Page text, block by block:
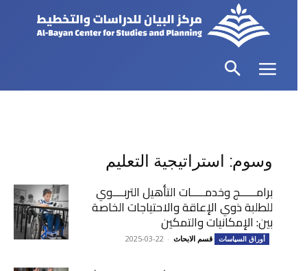
وسوم: استراتيجية التعليم
برامــــــج وخدمـــــات التأهيل التربــــوي
للطلبة ذوي الإعاقة والاحتياجات الخاصة
بين: الإمكانيات والتمكين
أوراق السياسات قسم الابحاث -
2025-03-22